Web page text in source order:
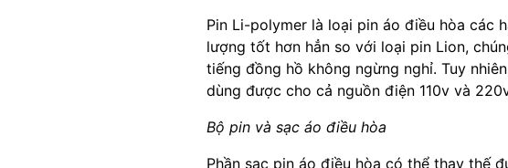
Pin Li-polymer là loại pin áo điều hòa các
lượng tốt hơn hẳn so với loại pin Lion,
tiếng đồng hồ không ngừng nghỉ. Tuy
dùng được cho cả nguồn điện 110v và
Bộ pin và sạc áo điều hòa
Phần sạc pin áo điều hòa có thể thay thế